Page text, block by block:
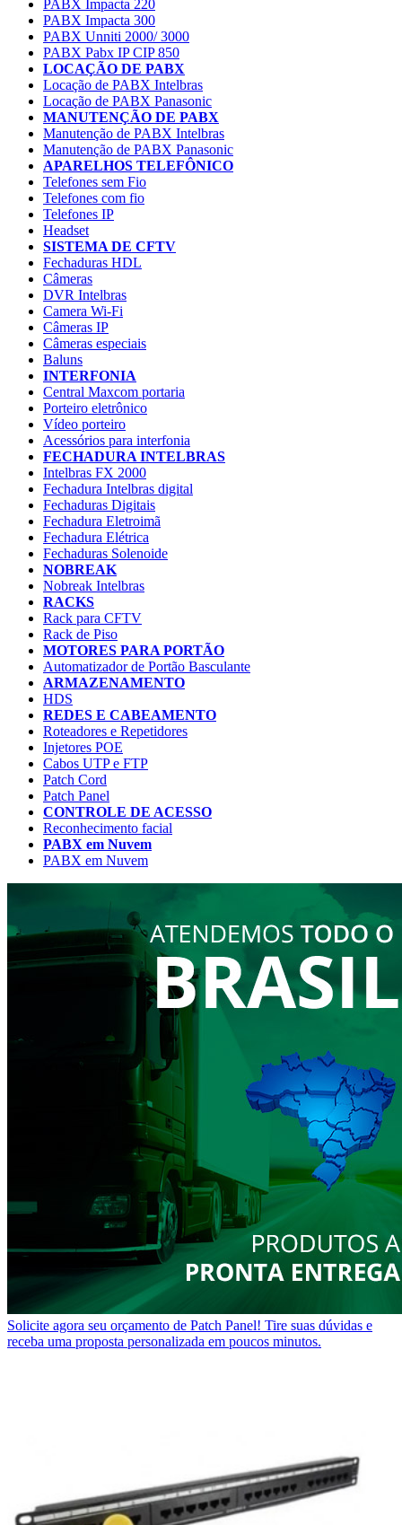
PABX Impacta 220
PABX Impacta 300
PABX Unniti 2000/ 3000
PABX Pabx IP CIP 850
LOCAÇÃO DE PABX
Locação de PABX Intelbras
Locação de PABX Panasonic
MANUTENÇÃO DE PABX
Manutenção de PABX Intelbras
Manutenção de PABX Panasonic
APARELHOS TELEFÔNICO
Telefones sem Fio
Telefones com fio
Telefones IP
Headset
SISTEMA DE CFTV
Fechaduras HDL
Câmeras
DVR Intelbras
Camera Wi-Fi
Câmeras IP
Câmeras especiais
Baluns
INTERFONIA
Central Maxcom portaria
Porteiro eletrônico
Vídeo porteiro
Acessórios para interfonia
FECHADURA INTELBRAS
Intelbras FX 2000
Fechadura Intelbras digital
Fechaduras Digitais
Fechadura Eletroimã
Fechadura Elétrica
Fechaduras Solenoide
NOBREAK
Nobreak Intelbras
RACKS
Rack para CFTV
Rack de Piso
MOTORES PARA PORTÃO
Automatizador de Portão Basculante
ARMAZENAMENTO
HDS
REDES E CABEAMENTO
Roteadores e Repetidores
Injetores POE
Cabos UTP e FTP
Patch Cord
Patch Panel
CONTROLE DE ACESSO
Reconhecimento facial
PABX em Nuvem
PABX em Nuvem
Solicite agora seu orçamento de Patch Panel! Tire suas dúvidas e
receba uma proposta personalizada em poucos minutos.